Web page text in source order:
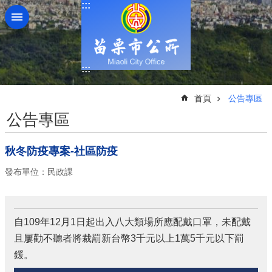
跳到主要內容區塊
:::
:::
首頁 公告專區
公告專區
秋冬防疫專案-社區防疫
發布單位：民政課
自109年12月1日起出入八大類場所應配戴口罩，未配戴
且屢勸不聽者將裁罰新台幣3千元以上1萬5千元以下罰
鍰。